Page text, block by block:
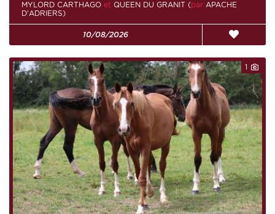
MYLORD CARTHAGO et QUEEN DU GRANIT (par APACHE
D'ADRIERS)
10/08/2026
1